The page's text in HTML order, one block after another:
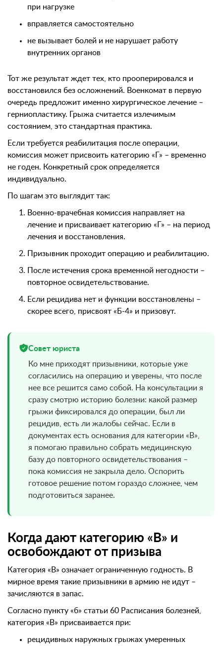
при нагрузке
вправляется самостоятельно
не вызывает болей и не нарушает работу
внутренних органов
Тот же результат ждет тех, кто прооперировался и
восстановился без осложнений. Военкомат в первую
очередь предложит именно хирургическое лечение –
герниопластику. Грыжа считается излечимым
состоянием, это стандартная практика.
Если требуется реабилитация после операции,
комиссия может присвоить категорию «Г» – временно
не годен. Конкретный срок определяется
индивидуально.
По шагам это выглядит так:
Военно-врачебная комиссия направляет на
лечение и присваивает категорию «Г» – на период
лечения и восстановления.
Призывник проходит операцию и реабилитацию.
После истечения срока временной негодности –
повторное освидетельствование.
Если рецидива нет и функции восстановлены –
скорее всего, присвоят «Б-4» и призовут.
Совет юриста
Ко мне приходят призывники, которые уже
согласились на операцию и уверены, что после
нее все решится само собой. На консультации я
сразу смотрю историю болезни: какой размер
грыжи фиксировался до операции, был ли
рецидив, есть ли жалобы сейчас. Если в
документах есть основания для категории «В»,
я помогаю правильно собрать медицинскую
базу до повторного освидетельствования –
пока комиссия не закрыла дело. Оспорить
готовое решение потом гораздо сложнее, чем
подготовиться заранее.
Когда дают категорию «В» и
освобождают от призыва
Категория «В» означает ограниченную годность. В
мирное время такие призывники в армию не идут –
зачисляются в запас.
Согласно пункту «б» статьи 60 Расписания болезней,
категория «В» присваивается при:
рецидивных наружных грыжах умеренных